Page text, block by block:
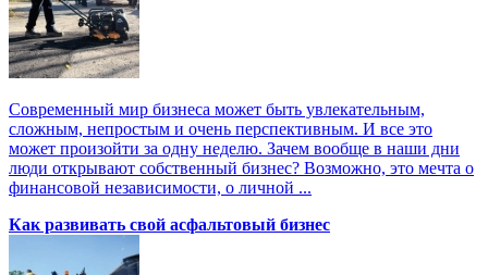
Современный мир бизнеса может быть увлекательным,
сложным, непростым и очень перспективным. И все это
может произойти за одну неделю. Зачем вообще в наши дни
люди открывают собственный бизнес? Возможно, это мечта о
финансовой независимости, о личной ...
Как развивать свой асфальтовый бизнес